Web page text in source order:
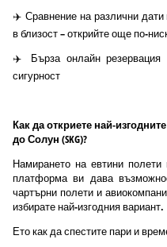
✈️ Сравнение на различни
в близост – открийте още по-
✈️ Бърза онлайн резервация
сигурност
Как да откриете най-
до Солун (SKG)?
Намирането на евтини
платформа ви дава
чартърни полети и
избирате най-изгодния вариант.
Ето как да спестите пари и